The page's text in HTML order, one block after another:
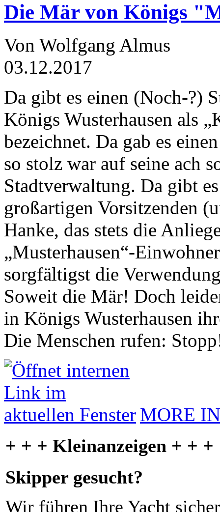
Die Mär von Königs
Von Wolfgang Almus
03.12.2017
Da gibt es einen (Noch-?)
Königs Wusterhausen als
bezeichnet. Da gab es
so stolz war auf seine ach
Stadtverwaltung. Da gibt
großartigen Vorsitzenden
Hanke, das stets die
„Musterhausen“-
sorgfältigst die
Soweit die Mär! Doch
in Königs Wusterhausen
Die Menschen rufen:
MORE
+ + + Kleinanzeigen + + +
Skipper gesucht?
Wir führen Ihre Yacht